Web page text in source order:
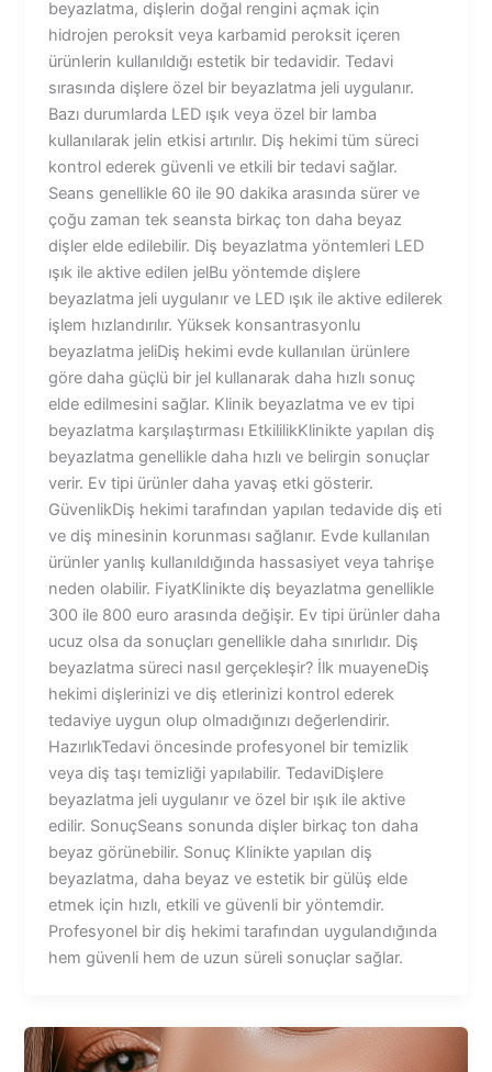
beyazlatma, dişlerin doğal rengini açmak için
hidrojen peroksit veya karbamid peroksit içeren
ürünlerin kullanıldığı estetik bir tedavidir. Tedavi
sırasında dişlere özel bir beyazlatma jeli uygulanır.
Bazı durumlarda LED ışık veya özel bir lamba
kullanılarak jelin etkisi artırılır. Diş hekimi tüm süreci
kontrol ederek güvenli ve etkili bir tedavi sağlar.
Seans genellikle 60 ile 90 dakika arasında sürer ve
çoğu zaman tek seansta birkaç ton daha beyaz
dişler elde edilebilir. Diş beyazlatma yöntemleri LED
ışık ile aktive edilen jelBu yöntemde dişlere
beyazlatma jeli uygulanır ve LED ışık ile aktive edilerek
işlem hızlandırılır. Yüksek konsantrasyonlu
beyazlatma jeliDiş hekimi evde kullanılan ürünlere
göre daha güçlü bir jel kullanarak daha hızlı sonuç
elde edilmesini sağlar. Klinik beyazlatma ve ev tipi
beyazlatma karşılaştırması EtkililikKlinikte yapılan diş
beyazlatma genellikle daha hızlı ve belirgin sonuçlar
verir. Ev tipi ürünler daha yavaş etki gösterir.
GüvenlikDiş hekimi tarafından yapılan tedavide diş eti
ve diş minesinin korunması sağlanır. Evde kullanılan
ürünler yanlış kullanıldığında hassasiyet veya tahrişe
neden olabilir. FiyatKlinikte diş beyazlatma genellikle
300 ile 800 euro arasında değişir. Ev tipi ürünler daha
ucuz olsa da sonuçları genellikle daha sınırlıdır. Diş
beyazlatma süreci nasıl gerçekleşir? İlk muayeneDiş
hekimi dişlerinizi ve diş etlerinizi kontrol ederek
tedaviye uygun olup olmadığınızı değerlendirir.
HazırlıkTedavi öncesinde profesyonel bir temizlik
veya diş taşı temizliği yapılabilir. TedaviDişlere
beyazlatma jeli uygulanır ve özel bir ışık ile aktive
edilir. SonuçSeans sonunda dişler birkaç ton daha
beyaz görünebilir. Sonuç Klinikte yapılan diş
beyazlatma, daha beyaz ve estetik bir gülüş elde
etmek için hızlı, etkili ve güvenli bir yöntemdir.
Profesyonel bir diş hekimi tarafından uygulandığında
hem güvenli hem de uzun süreli sonuçlar sağlar.